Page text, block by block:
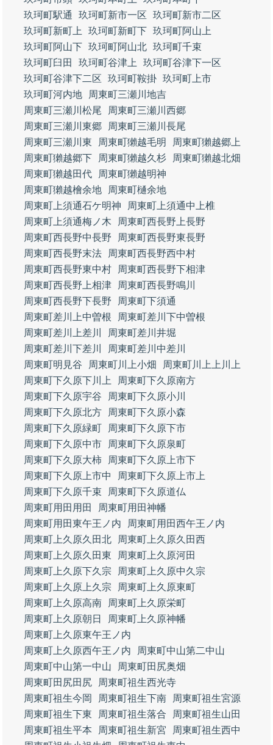
玖珂町駅通
玖珂町新市一区
玖珂町新市二区
玖珂町新町上
玖珂町新町下 玖珂町阿山上
玖珂町阿山下 玖珂町阿山北 玖珂町千束
玖珂町臼田
玖珂町谷津上
玖珂町谷津下一区
玖珂町谷津下二区
玖珂町鞍掛 玖珂町上市
玖珂町河内地
周東町三瀬川地吉
周東町三瀬川松尾
周東町三瀬川西郷
周東町三瀬川東郷
周東町三瀬川長尾
周東町三瀬川東
周東町獺越毛明
周東町獺越郷上
周東町獺越郷下
周東町獺越久杉
周東町獺越北畑
周東町獺越田代
周東町獺越明神
周東町獺越檜余地
周東町樋余地
周東町上須通石ケ明神
周東町上須通中上椎
周東町上須通梅ノ木
周東町西長野上長野
周東町西長野中長野
周東町西長野東長野
周東町西長野末法
周東町西長野西中村
周東町西長野東中村
周東町西長野下相津
周東町西長野上相津
周東町西長野鳴川
周東町西長野下長野
周東町下須通
周東町差川上中曽根
周東町差川下中曽根
周東町差川上差川
周東町差川井堀
周東町差川下差川
周東町差川中差川
周東町明見谷
周東町川上小畑
周東町川上上川上
周東町下久原下川上
周東町下久原南方
周東町下久原宇谷
周東町下久原小川
周東町下久原北方
周東町下久原小森
周東町下久原緑町
周東町下久原下市
周東町下久原中市
周東町下久原泉町
周東町下久原大柿
周東町下久原上市下
周東町下久原上市中
周東町下久原上市上
周東町下久原千束
周東町下久原道仏
周東町用田用田
周東町用田神幡
周東町用田東午王ノ内
周東町用田西午王ノ内
周東町上久原久田北
周東町上久原久田西
周東町上久原久田東
周東町上久原河田
周東町上久原下久宗
周東町上久原中久宗
周東町上久原上久宗
周東町上久原東町
周東町上久原高南
周東町上久原栄町
周東町上久原朝日
周東町上久原神幡
周東町上久原東午王ノ内
周東町上久原西午王ノ内
周東町中山第二中山
周東町中山第一中山
周東町田尻奥畑
周東町田尻田尻
周東町祖生西光寺
周東町祖生今岡
周東町祖生下南
周東町祖生宮源
周東町祖生下東
周東町祖生落合
周東町祖生山田
周東町祖生平本
周東町祖生新宮
周東町祖生西中